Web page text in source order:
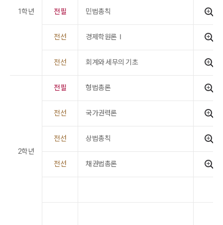
1학년 전필 민법총칙
전선 경제학원론Ⅰ
전선 회계와 세무의 기초
2학년
전필 형법총론
전선 국가권력론
전선 상법총칙
전선 채권법총론